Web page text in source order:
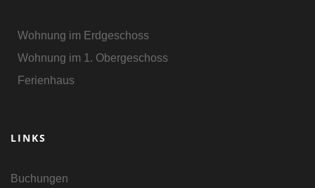
Wohnung im Erdgeschoss
Wohnung im 1. Obergeschoss
Ferienhaus
LINKS
Buchungen